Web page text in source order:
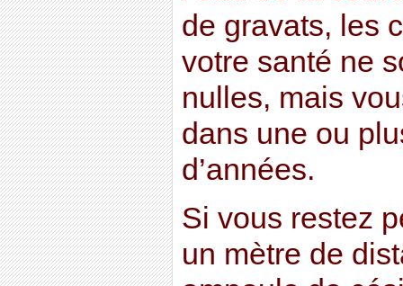
de gravats, les
votre santé ne
nulles, mais
dans une ou
d’années.
Si vous restez
un mètre de